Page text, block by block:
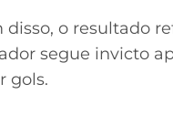
disso, o resultado
segue invicto
gols.